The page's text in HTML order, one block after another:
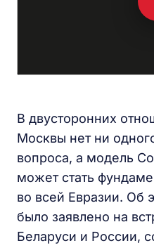
В двусторонних
Москвы нет ни
вопроса, а модель
может стать
во всей Евразии. Об
было заявлено на
Беларуси и России,